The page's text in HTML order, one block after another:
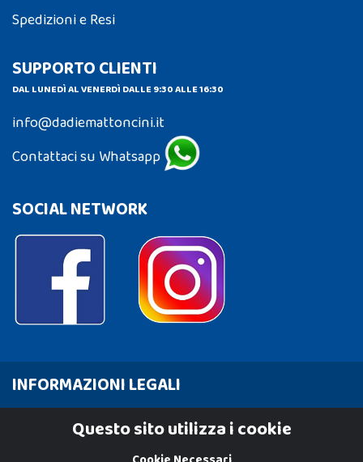
Spedizioni e Resi
SUPPORTO CLIENTI
DAL LUNEDÌ AL VENERDÌ DALLE 9:30 ALLE 16:30
info@dadiemattoncini.it
Contattaci su Whatsapp
SOCIAL NETWORK
INFORMAZIONI LEGALI
Cookie PolicyQuesto sito utilizza i cookie